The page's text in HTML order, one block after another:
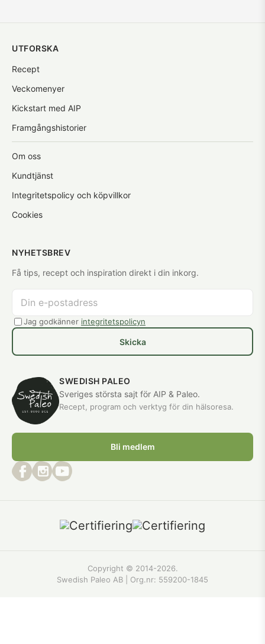
SWEDISH PALEO
Sveriges största sajt för AIP & Paleo.
Recept, program och verktyg för din hälsoresa.
Bli medlem
UTFORSKA
Recept
Veckomenyer
Kickstart med AIP
Framgångshistorier
Om oss
Kundtjänst
Integritetspolicy och köpvillkor
Cookies
NYHETSBREV
Få tips, recept och inspiration direkt i din inkorg.
Jag godkänner integritetspolicyn
Skicka
Copyright © 2014-2026.
Swedish Paleo AB | Org.nr: 559200-1845